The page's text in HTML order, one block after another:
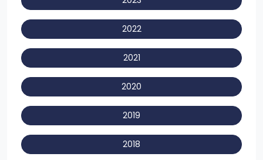
2022
2021
2020
2019
2018